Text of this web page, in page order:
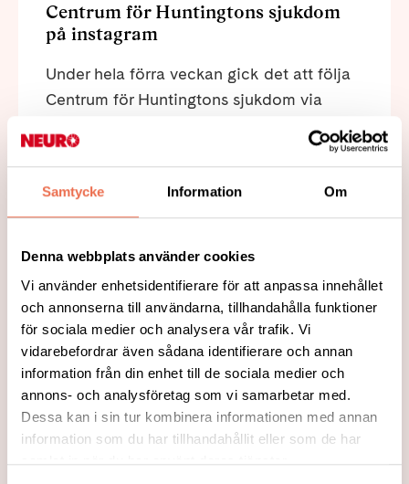
Samtycke Information Om
Denna webbplats använder cookies
Vi använder enhetsidentifierare för att anpassa innehållet
och annonserna till användarna, tillhandahålla funktioner
för sociala medier och analysera vår trafik. Vi
vidarebefordrar även sådana identifierare och annan
information från din enhet till de sociala medier och
annons- och analysföretag som vi samarbetar med.
Dessa kan i sin tur kombinera informationen med annan
information som du har tillhandahållit eller som de har
samlat in när du har använt deras tjänster.
Centrum för Huntingtons sjukdom
på instagram
Under hela förra veckan gick det att följa
Centrum för Huntingtons sjukdom via
Läs mer
2021-05-31
Faktablad om neurologisk sjukdom